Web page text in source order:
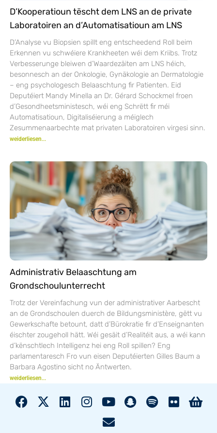
D’Kooperatioun tëscht dem LNS an de private
Laboratoiren an d’Automatisatioun am LNS
D’Analyse vu Biopsien spillt eng entscheedend Roll beim
Erkennen vu schwéiere Krankheeten wéi dem Kriibs. Trotz
Verbesserunge bleiwen d’Waardezäiten am LNS héich,
besonnesch an der Onkologie, Gynäkologie an Dermatologie
– eng psychologesch Belaaschtung fir Patienten. Eid
Deputéiert Mandy Minella an Dr. Gérard Schockmel froen
d’Gesondheetsministesch, wéi eng Schrëtt fir méi
Automatisatioun, Digitaliséierung a méiglech
Zesummenaarbechte mat privaten Laboratoiren virgesi sinn.
weiderliesen...
Administrativ Belaaschtung am
Grondschoulunterrecht
Trotz der Vereinfachung vun der administrativer Aarbescht
an de Grondschoulen duerch de Bildungsministère, gëtt vu
Gewerkschafte betount, datt d’Bürokratie fir d’Enseignanten
éischter zougeholl hätt. Wéi gesäit d’Realitéit aus, a wéi kann
d’kënschtlech Intelligenz hei eng Roll spillen? Eng
parlamentaresch Fro vun eisen Deputéierten Gilles Baum a
Barbara Agostino sicht no Äntwerten.
weiderliesen...